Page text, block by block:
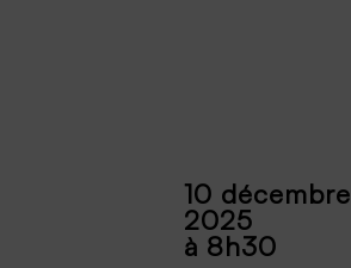
10 décembre
2025
à 8h30